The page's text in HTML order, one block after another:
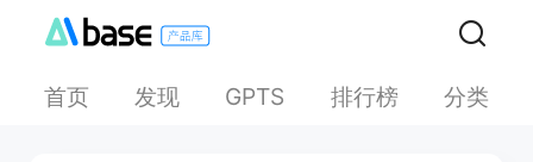
首页 发现 GPTS 排行榜 分类